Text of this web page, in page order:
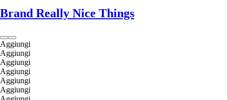
Brand Really Nice Things
Aggiungi
Aggiungi
Aggiungi
Aggiungi
Aggiungi
Aggiungi